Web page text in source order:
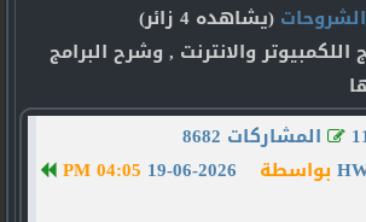
(يشاهده 4 زائر)
والانترنت , وشرح البرامج
المشاركات 8682
19-06-2026
04:05 PM
بواسطة